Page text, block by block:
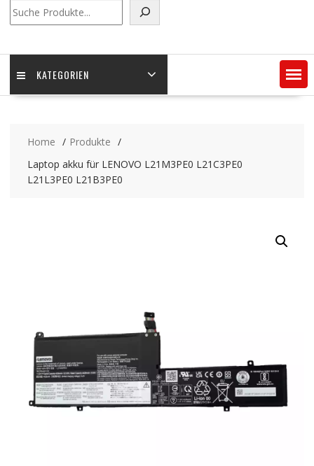
KATEGORIEN
Home
Produkte
Laptop akku für LENOVO L21M3PE0 L21C3PE0
L21L3PE0 L21B3PE0